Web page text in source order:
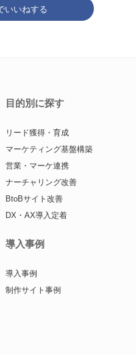
いいねする
目的別に探す
リード獲得・育成
マーケティング基盤構築
営業・マーケ連携
ナーチャリング改善
BtoBサイト改善
DX・AX導入定着
導入事例
導入事例
制作サイト事例